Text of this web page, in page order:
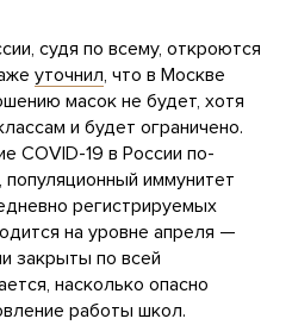
судя по всему, откроются
уточнил, что в Москве
масок не будет, хотя
и будет ограничено.
COVID-19 в России по-
иммунитет
регистрируемых
на уровне апреля —
закрыты по всей
насколько опасно
работы школ.